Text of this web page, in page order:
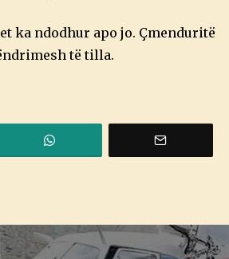
ka ndodhur apo jo. Çmenduritë
të tilla.